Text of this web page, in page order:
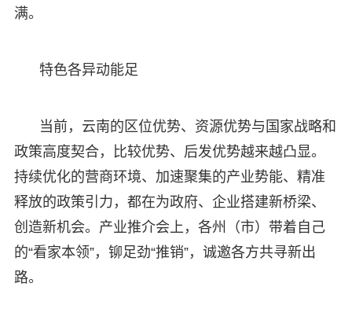
满。
特色各异动能足
当前，云南的区位优势、资源优势与国家战略和
政策高度契合，比较优势、后发优势越来越凸显。
持续优化的营商环境、加速聚集的产业势能、精准
释放的政策引力，都在为政府、企业搭建新桥梁、
创造新机会。产业推介会上，各州（市）带着自己
的“看家本领”，铆足劲“推销”，诚邀各方共寻新出
路。